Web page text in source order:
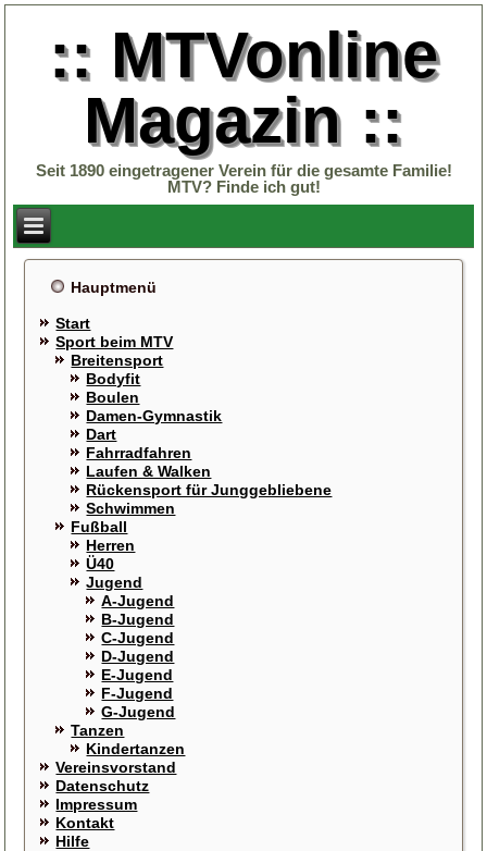
:: MTVonline
Magazin ::
Seit 1890 eingetragener Verein für die gesamte Familie!
MTV? Finde ich gut!
Hauptmenü
Start
Sport beim MTV
Breitensport
Bodyfit
Boulen
Damen-Gymnastik
Dart
Fahrradfahren
Laufen & Walken
Rückensport für Junggebliebene
Schwimmen
Fußball
Herren
Ü40
Jugend
A-Jugend
B-Jugend
C-Jugend
D-Jugend
E-Jugend
F-Jugend
G-Jugend
Tanzen
Kindertanzen
Vereinsvorstand
Datenschutz
Impressum
Kontakt
Hilfe